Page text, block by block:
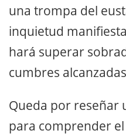
una trompa del
inquietud
hará superar
cumbres
Queda por reseñar
para comprender